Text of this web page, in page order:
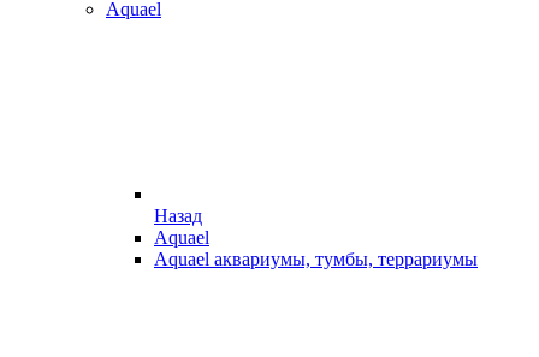
Aquael
Назад
Aquael
Aquael аквариумы, тумбы, террариумы